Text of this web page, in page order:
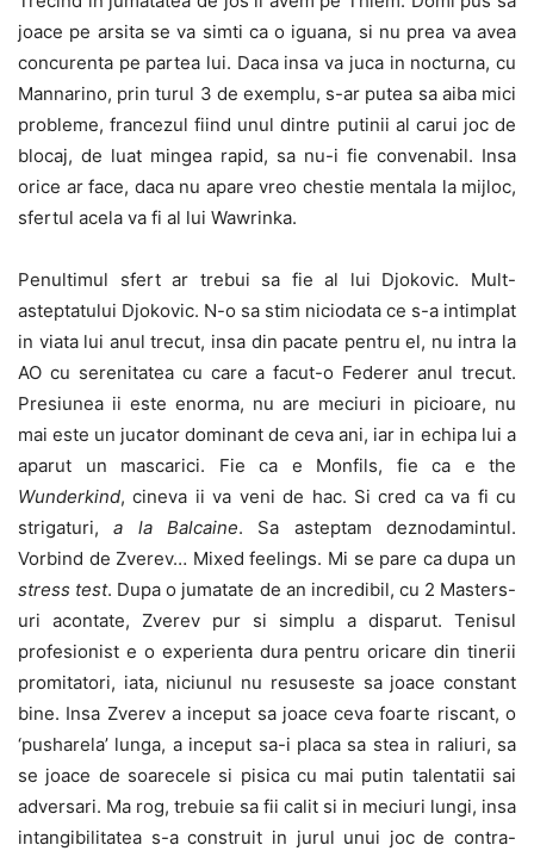
joace pe arsita se va simti ca o iguana, si nu prea va avea
concurenta pe partea lui. Daca insa va juca in nocturna, cu
Mannarino, prin turul 3 de exemplu, s-ar putea sa aiba mici
probleme, francezul fiind unul dintre putinii al carui joc de
blocaj, de luat mingea rapid, sa nu-i fie convenabil. Insa
orice ar face, daca nu apare vreo chestie mentala la mijloc,
sfertul acela va fi al lui Wawrinka.
Penultimul sfert ar trebui sa fie al lui Djokovic. Mult-
asteptatului Djokovic. N-o sa stim niciodata ce s-a intimplat
in viata lui anul trecut, insa din pacate pentru el, nu intra la
AO cu serenitatea cu care a facut-o Federer anul trecut.
Presiunea ii este enorma, nu are meciuri in picioare, nu
mai este un jucator dominant de ceva ani, iar in echipa lui a
aparut un mascarici. Fie ca e Monfils, fie ca e the
Wunderkind, cineva ii va veni de hac. Si cred ca va fi cu
strigaturi,a la Balcaine. Sa asteptam deznodamintul.
Vorbind de Zverev… Mixed feelings. Mi se pare ca dupa un
stress test. Dupa o jumatate de an incredibil, cu 2 Masters-
uri acontate, Zverev pur si simplu a disparut. Tenisul
profesionist e o experienta dura pentru oricare din tinerii
promitatori, iata, niciunul nu resuseste sa joace constant
bine. Insa Zverev a inceput sa joace ceva foarte riscant, o
‘pusharela’ lunga, a inceput sa-i placa sa stea in raliuri, sa
se joace de soarecele si pisica cu mai putin talentatii sai
adversari. Ma rog, trebuie sa fii calit si in meciuri lungi, insa
intangibilitatea s-a construit in jurul unui joc de contra-